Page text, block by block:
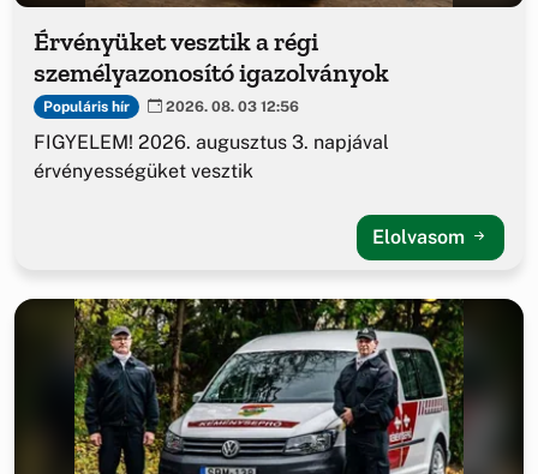
Érvényüket vesztik a régi
személyazonosító igazolványok
Populáris hír 2026. 08. 03 12:56
FIGYELEM! 2026. augusztus 3. napjával
érvényességüket vesztik
Elolvasom